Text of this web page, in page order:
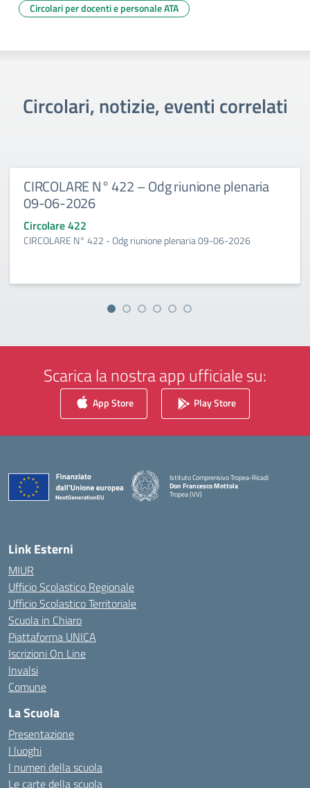
Circolari per docenti e personale ATA
Circolari, notizie, eventi correlati
CIRCOLARE N° 422 – Odg riunione plenaria
09-06-2026
Circolare 422
CIRCOLARE N° 422 - Odg riunione plenaria 09-06-2026
Scarica la nostra app ufficiale su:
App Store Play Store
Istituto Comprensivo Tropea-Ricadi
Don Francesco Mottola
Tropea (VV)
— Visita la pagina iniziale della scuola
Link Esterni
MIUR
Ufficio Scolastico Regionale
Ufficio Scolastico Territoriale
Scuola in Chiaro
Piattaforma UNICA
Iscrizioni On Line
Invalsi
Comune
La Scuola
Presentazione
I luoghi
I numeri della scuola
Le carte della scuola